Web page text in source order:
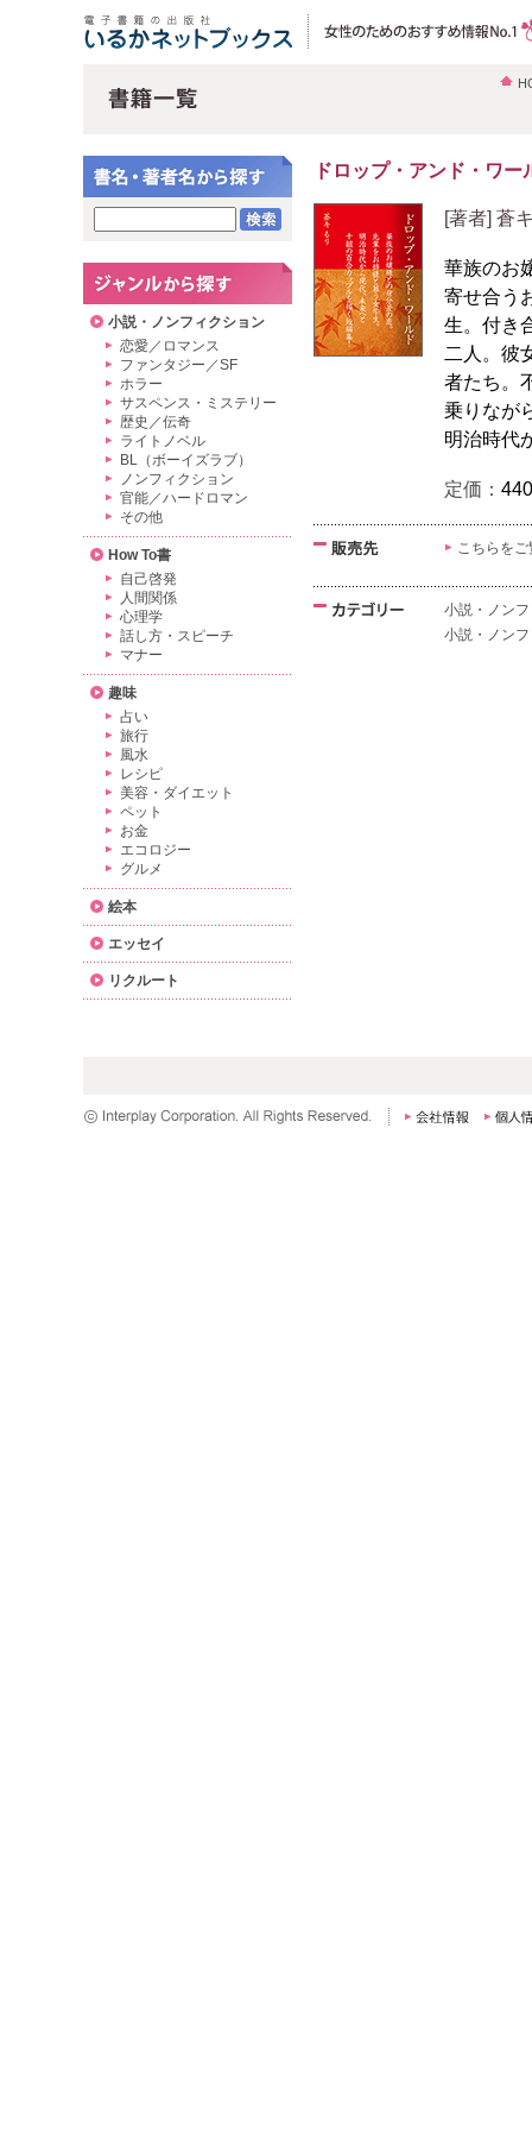
ドロップ・アンド・ワー
[著者] 蒼
華族のお
寄せ合う
生。付き
二人。彼
者たち。
乗りなが
明治時代
定価：
こちらを
小説・ノン
小説・ノン
小説・ノンフィクション
恋愛／ロマンス
ファンタジー／SF
ホラー
サスペンス・ミステリー
歴史／伝奇
ライトノベル
BL（ボーイズラブ）
ノンフィクション
官能／ハードロマン
その他
How To書
自己啓発
人間関係
心理学
話し方・スピーチ
マナー
趣味
占い
旅行
風水
レシピ
美容・ダイエット
ペット
お金
エコロジー
グルメ
絵本
エッセイ
リクルート